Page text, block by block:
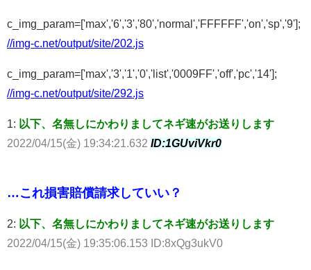
c_img_param=['max','6','3','80','normal','FFFFFF','on','sp','9'];
//img-c.net/output/site/202.js
c_img_param=['max','3','1','0','list','0009FF','off','pc','14'];
//img-c.net/output/site/292.js
1: 以下、名無しにかわりましてネギ速がお送りします
2022/04/15(金) 19:34:21.632 ID:1GUviVkr0
…これ損害賠償請求していい？
2: 以下、名無しにかわりましてネギ速がお送りします
2022/04/15(金) 19:35:06.153 ID:8xQg3ukV0